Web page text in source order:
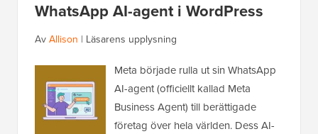
WhatsApp AI-agent i WordPress
Av Allison | Läsarens upplysning
Meta började rulla ut sin WhatsApp
AI-agent (officiellt kallad Meta
Business Agent) till berättigade
företag över hela världen. Dess AI-